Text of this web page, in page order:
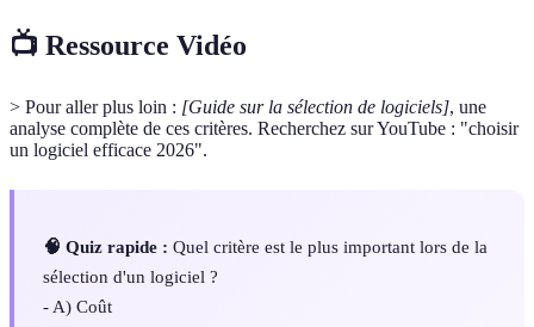
📺 Ressource Vidéo
> Pour aller plus loin : [Guide sur la sélection de logiciels], une
analyse complète de ces critères. Recherchez sur YouTube : "choisir
un logiciel efficace 2026".
🧠 Quiz rapide : Quel critère est le plus important lors de la
sélection d'un logiciel ?
- A) Coût